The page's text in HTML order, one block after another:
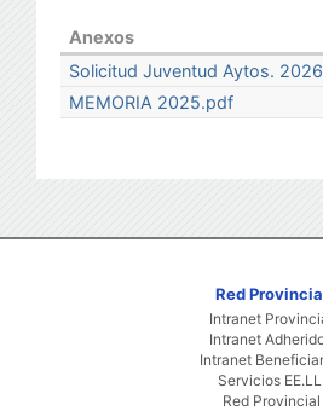
Anexos
Solicitud Juventud Aytos.
MEMORIA 2025.pdf
Red
Intranet
Intranet
Intranet
Servicios EE.LL.
Red Provincial